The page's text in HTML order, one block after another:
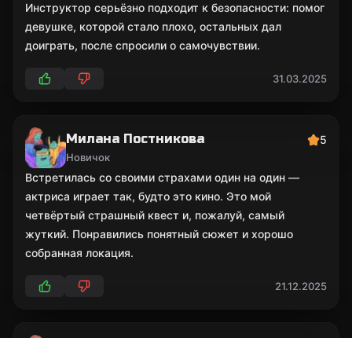
Инструктор серьёзно подходит к безопасности: помог
девушке, которой стало плохо, остальных дал
доиграть, после спросили о самочувствии.
31.03.2025
Милана Постникова
Новичок
5
Встретилась со своими страхами один на один —
актриса играет так, будто это кино. Это мой
четвёртый страшный квест и, пожалуй, самый
жуткий. Понравились понятный сюжет и хорошо
собранная локация.
21.12.2025